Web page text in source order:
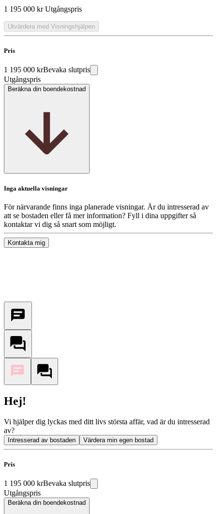
1 195 000 kr Utgångspris
Utvärdera med Visningshjälpen
Pris
1 195 000 krBevaka slutpris
Utgångspris
Beräkna din boendekostnad
Inga aktuella visningar
För närvarande finns inga planerade visningar. Är du intresserad av
att se bostaden eller få mer information? Fyll i dina uppgifter så
kontaktar vi dig så snart som möjligt.
Kontakta mig
Hej!
Vi hjälper dig lyckas med ditt livs största affär, vad är du intresserad
av?
Intresserad av bostaden Värdera min egen bostad
Pris
1 195 000 krBevaka slutpris
Utgångspris
Beräkna din boendekostnad